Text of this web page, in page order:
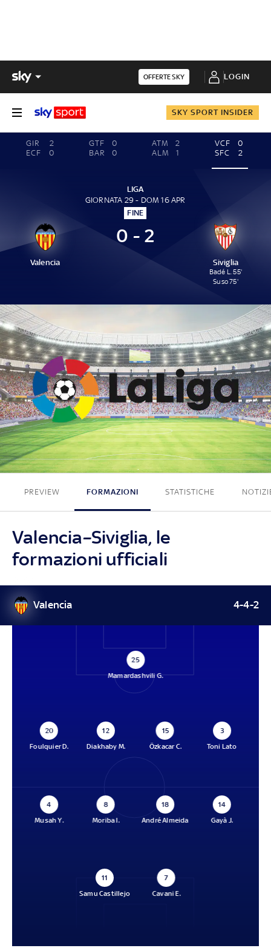
OFFERTE SKY LOGIN
SKY SPORT INSIDER
GIR
2
ECF
0
GTF
0
BAR
0
ATM
2
ALM
1
VCF
0
SFC
2
LIGA
GIORNATA 29 - DOM 16 APR
FINE
Valencia
0 - 2
Siviglia
Badé L. 55'
Suso 75'
0 - 2
PREVIEW FORMAZIONI STATISTICHE
Valencia–Siviglia, le
formazioni ufficiali
Valencia 4-4-2
25
Mamardashvili G.
20
Foulquier D.
12
Diakhaby M.
15
Özkacar C.
3
Toni Lato
4
Musah Y.
8
Moriba I.
18
André Almeida
14
Gayà J.
11
Samu Castillejo
7
Cavani E.